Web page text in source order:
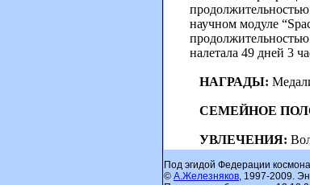
научном модуле
продолжительностью
налетала 49 дней 3
НАГРАДЫ:
СЕМЕЙНОЕ
УВЛЕЧЕНИЯ:
Под эгидой Федерации
© А.Железняков, 1997-2009.